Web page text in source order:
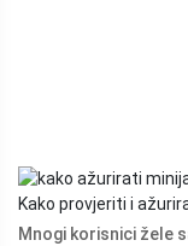
Kako provjeriti i
Mnogi korisnici žele